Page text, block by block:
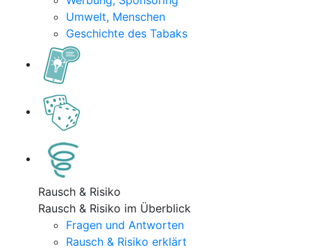
Umwelt, Menschen
Geschichte des Tabaks
Rausch & Risiko
Rausch & Risiko im Überblick
Fragen und Antworten
Rausch & Risiko erklärt